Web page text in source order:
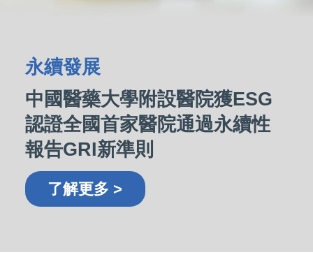
永續發展
中國醫藥大學附設醫院獲ESG
認證全國首家醫院通過永續性
報告GRI新準則
了解更多 >